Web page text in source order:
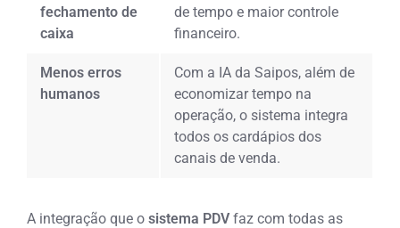
fechamento de
caixa
de tempo e maior controle
financeiro.
Menos erros
humanos
Com a IA da Saipos, além de
economizar tempo na
operação, o sistema integra
todos os cardápios dos
canais de venda.
A integração que osistema PDV faz com todas as